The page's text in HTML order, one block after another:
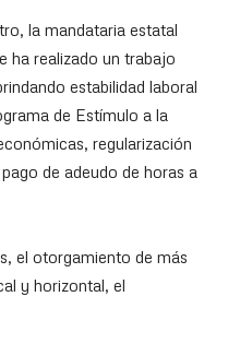
la mandataria estatal
ha realizado un trabajo
estabilidad laboral
de Estímulo a la
regularización
de adeudo de horas a
el otorgamiento de más
y horizontal, el